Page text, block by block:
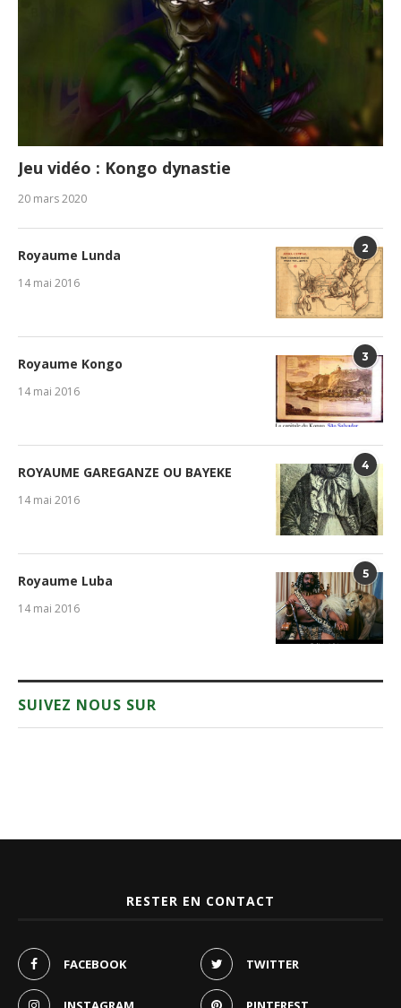
Jeu vidéo : Kongo dynastie
20 mars 2020
2
Royaume Lunda
14 mai 2016
3
Royaume Kongo
14 mai 2016
4
ROYAUME GAREGANZE OU BAYEKE
14 mai 2016
5
Royaume Luba
14 mai 2016
SUIVEZ NOUS SUR
RESTER EN CONTACT
FACEBOOK TWITTER